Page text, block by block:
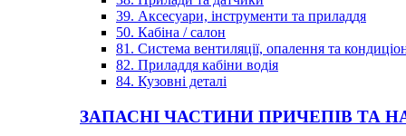
39. Аксесуари, інструменти та приладдя
50. Кабіна / салон
81. Система вентиляції, опалення та
82. Приладдя кабіни водія
84. Кузовні деталі
ЗАПАСНІ ЧАСТИНИ ПРИЧЕПІВ ТА